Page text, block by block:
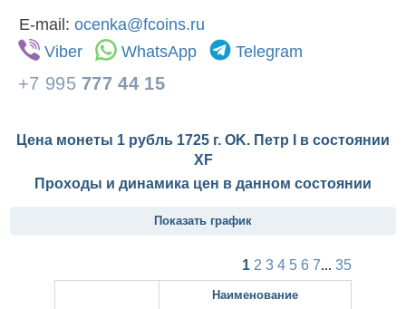
E-mail: ocenka@fcoins.ru
Viber
WhatsApp Telegram
+7 995 777 44 15
Цена монеты 1 рубль 1725 г. OK. Петр I в состоянии
XF
Проходы и динамика цен в данном состоянии
Показать график
1 2 3 4 5 6 7... 35
Наименование